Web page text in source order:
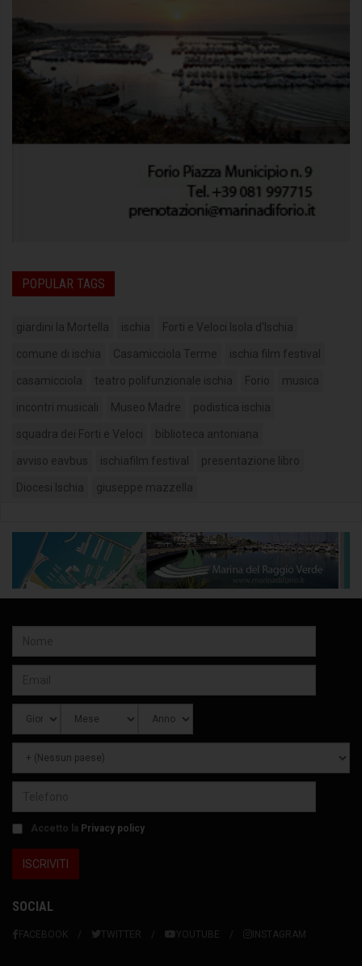
POPULAR TAGS
giardini la Mortella ischia Forti e Veloci Isola d'Ischia
comune di ischia Casamicciola Terme ischia film festival
casamicciola teatro polifunzionale ischia Forio musica
incontri musicali Museo Madre podistica ischia
squadra dei Forti e Veloci biblioteca antoniana
avviso eavbus ischiafilm festival presentazione libro
Diocesi Ischia giuseppe mazzella
Accetto la Privacy policy
SOCIAL
FACEBOOK TWITTER YOUTUBE INSTAGRAM